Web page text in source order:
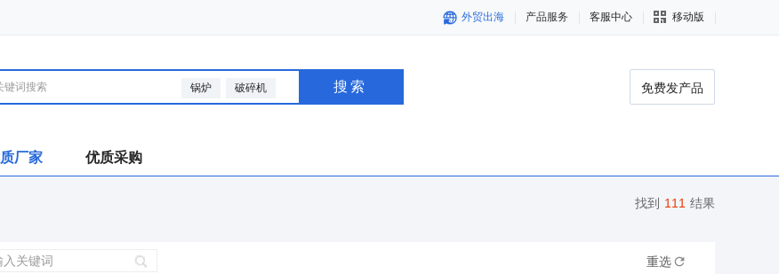
外贸出海 产品服务 客服中心 移动版
搜索
锅炉 破碎机 免费发产品
厂家 优质采购
找到 111 结果
重选